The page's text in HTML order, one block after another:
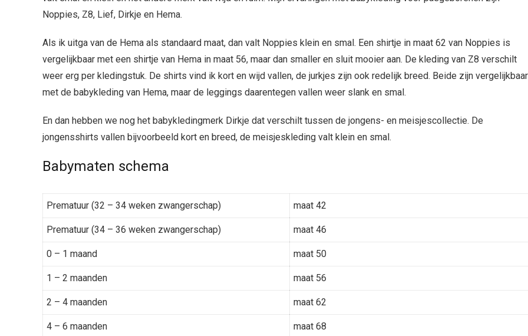
Noppies, Z8, Lief, Dirkje en Hema.
Als ik uitga van de Hema als standaard maat, dan valt Noppies klein en smal. Een shirtje in maat 62 van Noppies is
vergelijkbaar met een shirtje van Hema in maat 56, maar dan smaller en sluit mooier aan. De kleding van Z8 verschilt
weer erg per kledingstuk. De shirts vind ik kort en wijd vallen, de jurkjes zijn ook redelijk breed. Beide zijn vergelijkbaar
met de babykleding van Hema, maar de leggings daarentegen vallen weer slank en smal.
En dan hebben we nog het babykledingmerk Dirkje dat verschilt tussen de jongens- en meisjescollectie. De
jongensshirts vallen bijvoorbeeld kort en breed, de meisjeskleding valt klein en smal.
Babymaten schema
Prematuur (32 – 34 weken zwangerschap) maat 42
Prematuur (34 – 36 weken zwangerschap) maat 46
0 – 1 maand maat 50
1 – 2 maanden maat 56
2 – 4 maanden maat 62
4 – 6 maanden maat 68